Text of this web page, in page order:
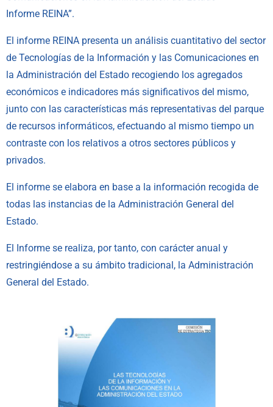
Informe REINA”.
El informe REINA presenta un análisis cuantitativo del sector
de Tecnologías de la Información y las Comunicaciones en
la Administración del Estado recogiendo los agregados
económicos e indicadores más significativos del mismo,
junto con las características más representativas del parque
de recursos informáticos, efectuando al mismo tiempo un
contraste con los relativos a otros sectores públicos y
privados.
El informe se elabora en base a la información recogida de
todas las instancias de la Administración General del
Estado.
El Informe se realiza, por tanto, con carácter anual y
restringiéndose a su ámbito tradicional, la Administración
General del Estado.